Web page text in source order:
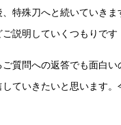
特殊刀へと続いていきま
説明していくつもりです
ご質問への返答でも面白
ていきたいと思います。